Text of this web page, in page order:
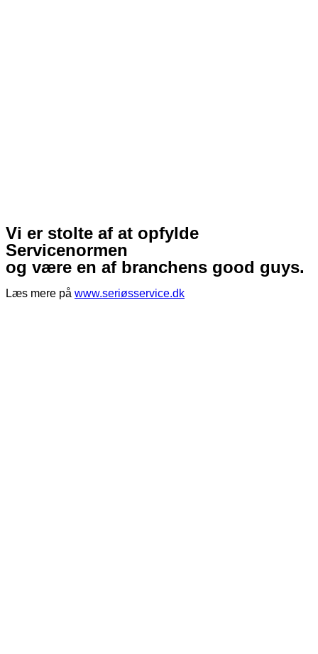
Vi er stolte af at opfylde
Servicenormen
og være en af branchens good guys.
Læs mere på www.seriøsservice.dk